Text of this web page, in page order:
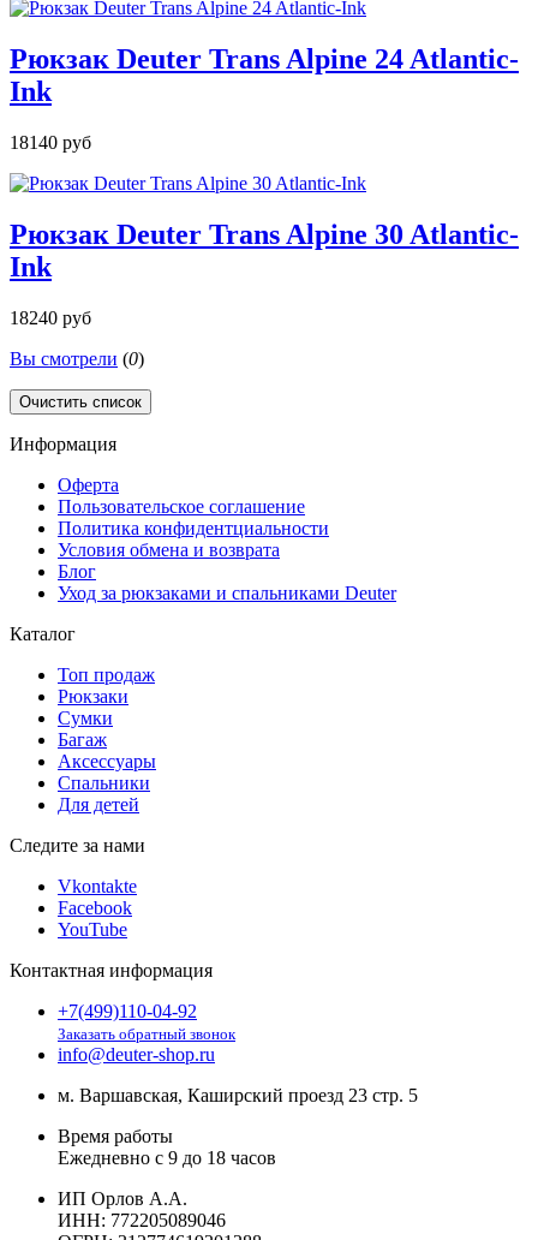
Рюкзак Deuter Trans Alpine 24 Atlantic-
Ink
18140 руб
Рюкзак Deuter Trans Alpine 30 Atlantic-
Ink
18240 руб
Вы смотрели (0)
Очистить список
Информация
Оферта
Пользовательское соглашение
Политика конфидентциальности
Условия обмена и возврата
Блог
Уход за рюкзаками и спальниками Deuter
Каталог
Топ продаж
Рюкзаки
Сумки
Багаж
Аксессуары
Спальники
Для детей
Следите за нами
Vkontakte
Facebook
YouTube
Контактная информация
+7(499)110-04-92
Заказать обратный звонок
info@deuter-shop.ru
м. Варшавская, Каширский проезд 23 стр. 5
Время работы
Ежедневно с 9 до 18 часов
ИП Орлов А.А.
ИНН: 772205089046